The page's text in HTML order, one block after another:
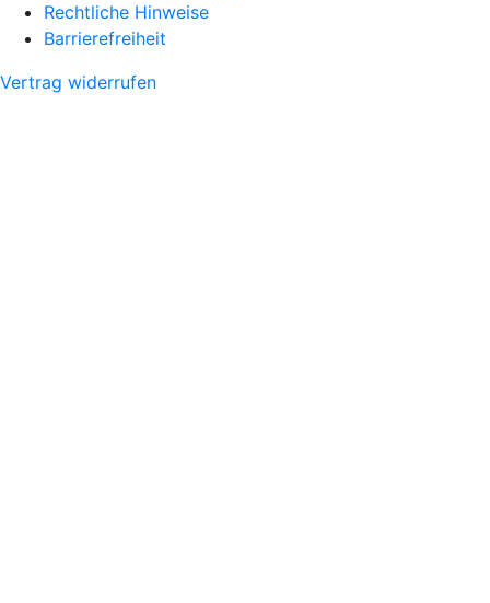
Rechtliche Hinweise
Barrierefreiheit
Vertrag widerrufen